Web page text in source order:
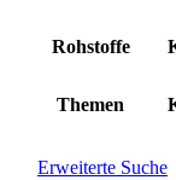
Rohstoffe
Themen
Erweiterte Suche